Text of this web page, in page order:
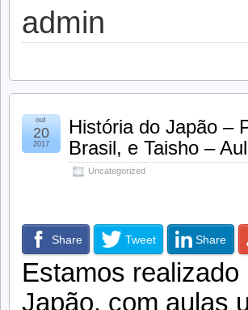
admin
História do Japão –
Brasil, e Taisho –
Uncategorized
out
20
2017
Share Tweet Share
Estamos
Japão, com aulas